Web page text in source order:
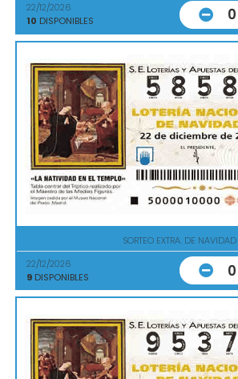
22/12/2026
10 DISPONIBLES 0
SORTEO EXTRA. DE NAVIDAD
22/12/2026
9 DISPONIBLES 0